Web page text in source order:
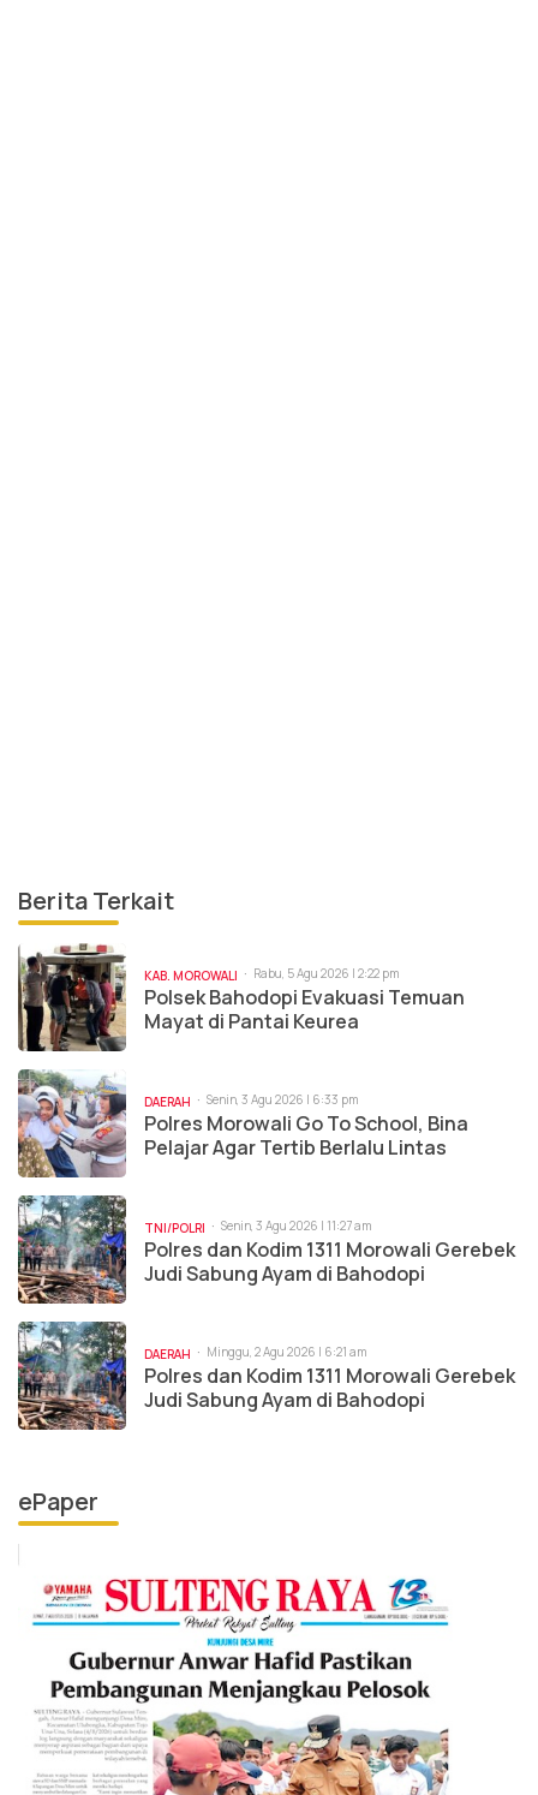
Berita Terkait
KAB. MOROWALI Rabu, 5 Agu 2026 | 2:22 pm
Polsek Bahodopi Evakuasi Temuan
Mayat di Pantai Keurea
DAERAH Senin, 3 Agu 2026 | 6:33 pm
Polres Morowali Go To School, Bina
Pelajar Agar Tertib Berlalu Lintas
TNI/POLRI Senin, 3 Agu 2026 | 11:27 am
Polres dan Kodim 1311 Morowali Gerebek
Judi Sabung Ayam di Bahodopi
DAERAH Minggu, 2 Agu 2026 | 6:21 am
Polres dan Kodim 1311 Morowali Gerebek
Judi Sabung Ayam di Bahodopi
ePaper